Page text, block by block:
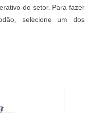
do setor. Para fazer
selecione um dos